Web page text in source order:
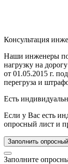
Консультация
Наши инженеры
нагрузку на
от 01.05.2015 г.
перегруза и
Есть
Если у Вас есть
опросный лист и
Заполнить
Заполните